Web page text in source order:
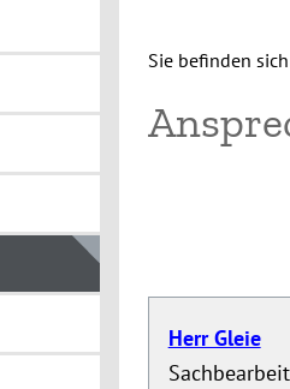
Sie befinden
Herr Gleie